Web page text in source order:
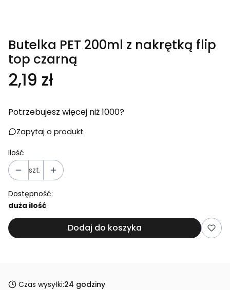
Butelka PET 200ml z nakrętką flip
top czarną
Cena
2,19 zł
Potrzebujesz więcej niż 1000?
Zapytaj o produkt
Ilość
szt.
Dostępność:
duża ilość
Dodaj do koszyka
Czas wysyłki:24 godziny